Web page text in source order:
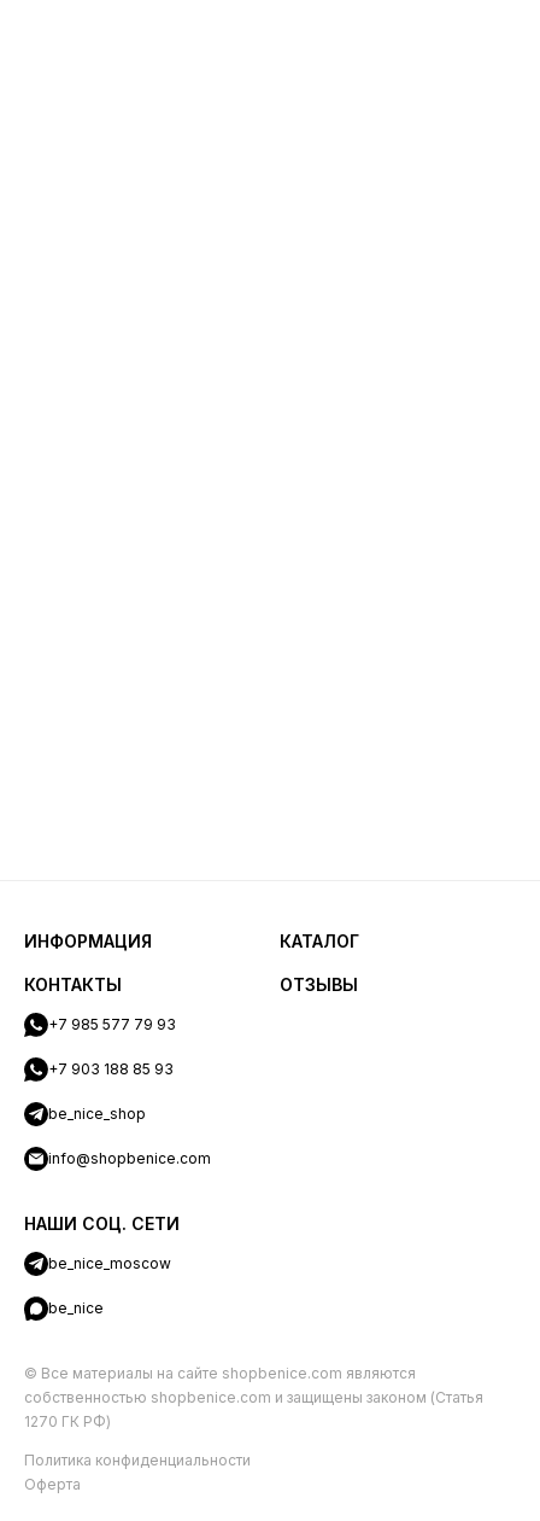
ИНФОРМАЦИЯ КАТАЛОГ
КОНТАКТЫ
+7 985 577 79 93
+7 903 188 85 93
be_nice_shop
info@shopbenice.com
НАШИ СОЦ. СЕТИ
be_nice_moscow
be_nice
ОТЗЫВЫ
© Все материалы на сайте shopbenice.com являются
собственностью shopbenice.com и защищены законом (Статья
1270 ГК РФ)
Политика конфиденциальности
Оферта